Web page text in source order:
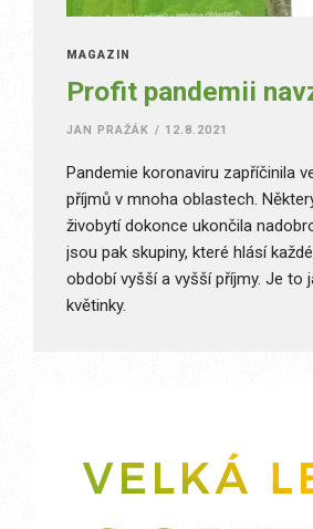
MAGAZÍN
Profit pandemii
JAN PRAŽÁK / 12.8.2021
Pandemie koronaviru zapříčinila
příjmů v mnoha oblastech.
živobytí dokonce ukončila
jsou pak skupiny, které hlásí
období vyšší a vyšší příjmy. Je to
květinky.